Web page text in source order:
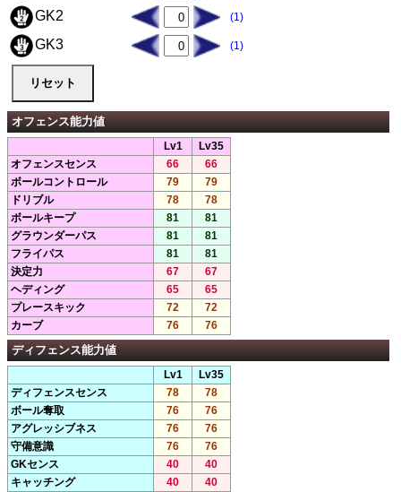
GK2 (1)
GK3 (1)
オフェンス能力値
Lv1
Lv35
オフェンスセンス
66
66
ボールコントロール
79
79
ドリブル
78
78
ボールキープ
81
81
グラウンダーパス
81
81
フライパス
81
81
決定力
67
67
ヘディング
65
65
プレースキック
72
72
カーブ
76 76
ディフェンス能力値
Lv1
Lv35
ディフェンスセンス
78
78
ボール奪取
76
76
アグレッシブネス
76
76
守備意識
76
76
GKセンス
40
40
キャッチング
40 40